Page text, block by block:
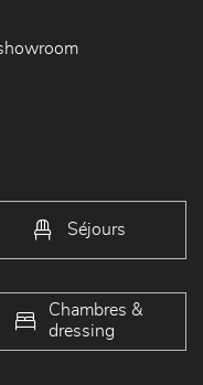
showroom
Séjours
Chambres &
dressing